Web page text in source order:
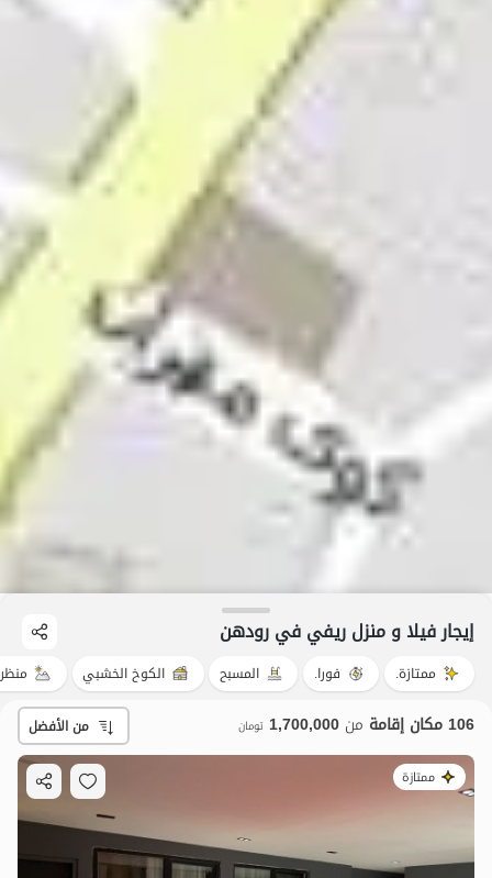
إيجار فيلا و منزل ريفي في رودهن
ممتازة. فورا. المسبح الكوخ الخشبي
106 مكان إقامة من 1,700,000 تومان من الأفضل
ممتازة